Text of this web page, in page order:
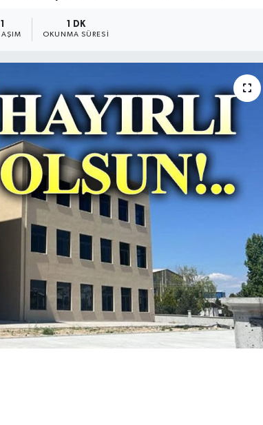
1 DK
OKUNMA SÜRESI